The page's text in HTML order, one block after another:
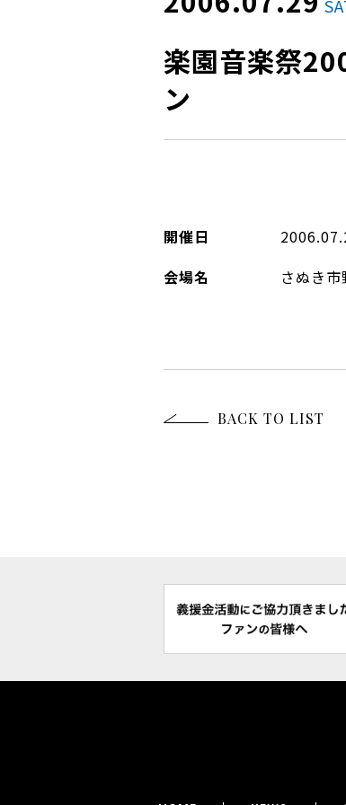
楽園音楽祭
ン
開催日
会場名
さぬき市
BACK TO LIST